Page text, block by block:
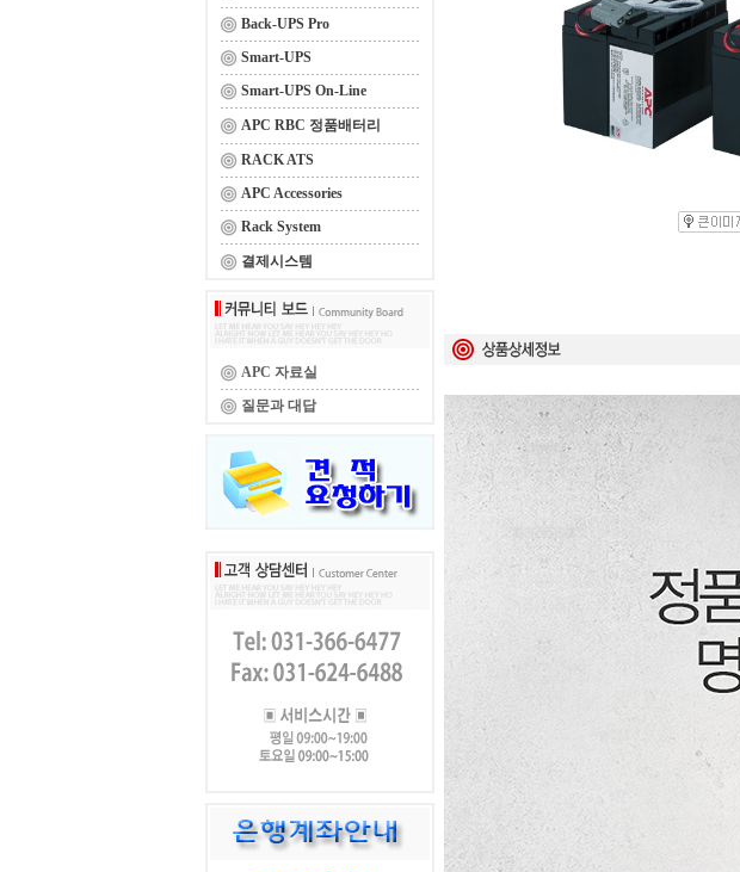
Back-UPS Pro
Smart-UPS
Smart-UPS On-Line
APC RBC 정품배터리
RACK ATS
APC Accessories
Rack System
결제시스템
APC 자료실
질문과 대답